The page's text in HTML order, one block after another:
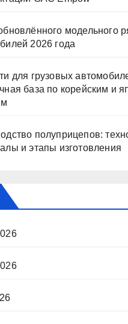
модельного
2026 года
для грузовых
база по корейским и
полуприцепов:
и этапы изготовления